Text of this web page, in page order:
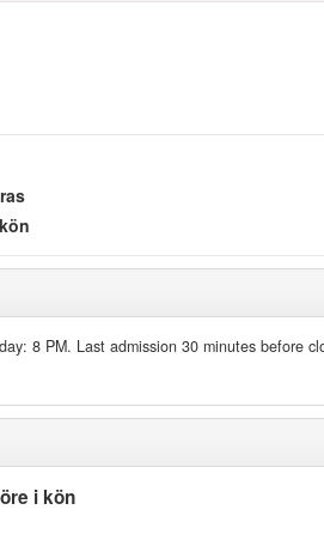
8 PM. Last admission 30 minutes before
i kön